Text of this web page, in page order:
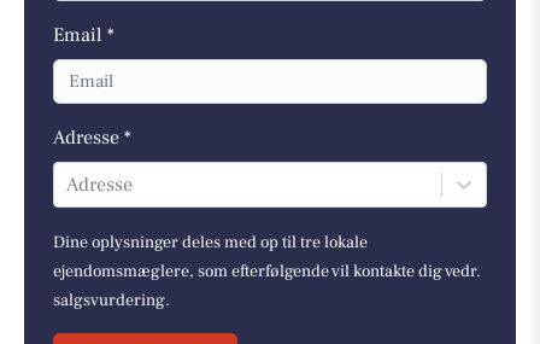
Email *
Adresse *
Adresse
Dine oplysninger deles med op til tre lokale
ejendomsmæglere, som efterfølgende vil kontakte dig vedr.
salgsvurdering.